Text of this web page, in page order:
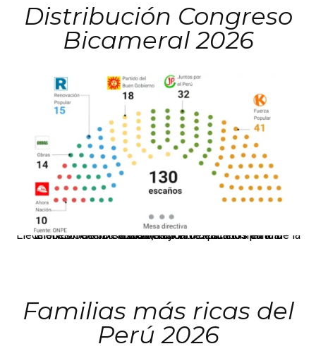
Distribución Congreso
Bicameral 2026
El JNE oficializó la distribución de escaños para la elección de 60 senadores y 130 diputados en las Elecciones Generales 2026, tras el restablecimiento de la Bicameralidad.
Familias más ricas del
Perú 2026